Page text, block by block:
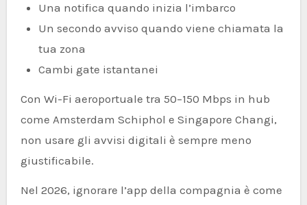
Una notifica quando inizia l’imbarco
Un secondo avviso quando viene chiamata la
tua zona
Cambi gate istantanei
Con Wi-Fi aeroportuale tra 50–150 Mbps in hub
come Amsterdam Schiphol e Singapore Changi,
non usare gli avvisi digitali è sempre meno
giustificabile.
Nel 2026, ignorare l’app della compagnia è come